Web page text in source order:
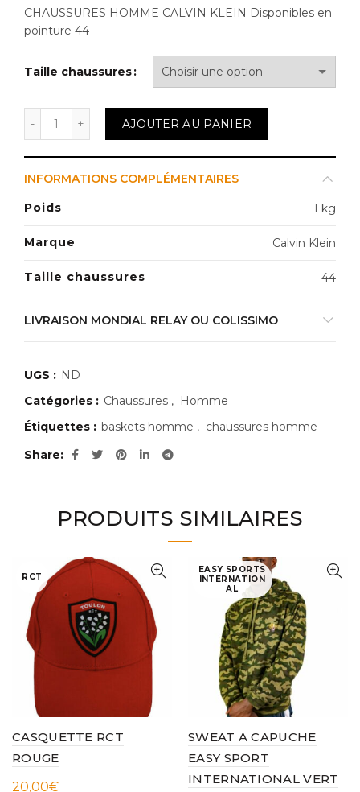
CHAUSSURES HOMME CALVIN KLEIN Disponibles en
pointure 44
Taille chaussures
quantité de BASKETS HOMME CALVIN KLEIN
AJOUTER AU PANIER
INFORMATIONS COMPLÉMENTAIRES
Poids
1 kg
Marque Calvin Klein
Taille chaussures 44
LIVRAISON MONDIAL RELAY OU COLISSIMO
UGS : ND
Catégories : Chaussures ,
Homme
Étiquettes : baskets homme , chaussures homme
Share
PRODUITS SIMILAIRES
RCT
CASQUETTE RCT
ROUGE
20,00€
EASY SPORTS
INTERNATION
AL
SWEAT A CAPUCHE
EASY SPORT
INTERNATIONAL VERT